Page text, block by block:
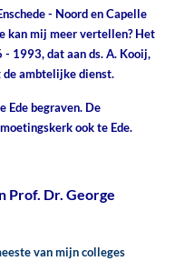
- Noord en Capelle
kan mij meer vertellen? Het
1993, dat aan ds. A. Kooij,
de ambtelijke dienst.
Ede begraven. De
ook te Ede.
Prof. Dr. George
van mijn colleges